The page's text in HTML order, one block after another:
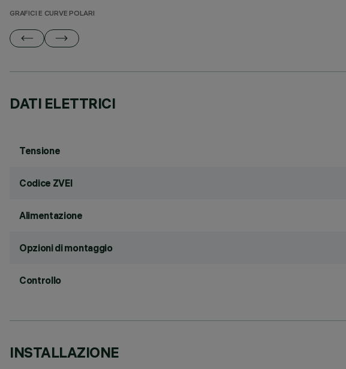
GRAFICI E CURVE POLARI
DATI ELETTRICI
Tensione
Codice ZVEI
Alimentazione
Opzioni di montaggio
Controllo
INSTALLAZIONE